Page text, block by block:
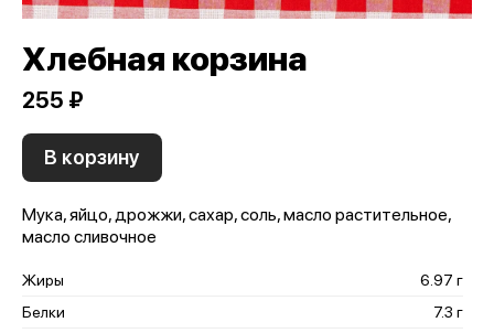
Хлебная корзина
255 ₽
В корзину
Мука, яйцо, дрожжи, сахар, соль, масло растительное,
масло сливочное
Жиры
6.97 г
Белки
7.3 г